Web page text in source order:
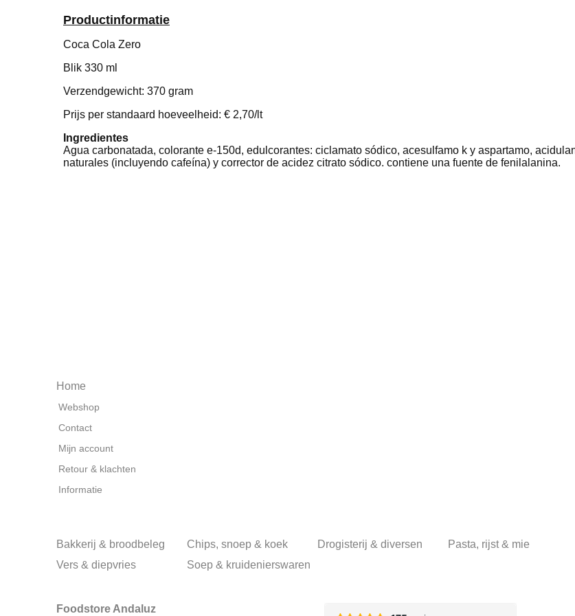
Productinformatie
Coca Cola Zero
Blik 330 ml
Verzendgewicht: 370 gram
Prijs per standaard hoeveelheid: € 2,70/lt
Ingredientes
Agua carbonatada, colorante e-150d, edulcorantes: ciclamato sódico, acesulfamo k y aspartamo,
naturales (incluyendo cafeína) y corrector de acidez citrato sódico. contiene una fuente de fenilalanina.
Home
Webshop
Contact
Mijn account
Retour & klachten
Informatie
Bakkerij & broodbeleg Chips, snoep & koek Drogisterij & diversen Pasta, rijst & mie
Vers & diepvries
Soep & kruidenierswaren
Foodstore Andaluz